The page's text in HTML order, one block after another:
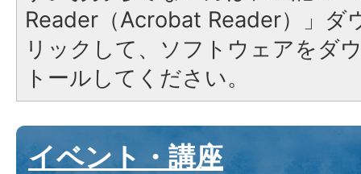
Reader（Acrobat Reader）」ダ
リックして、ソフトウェアをダ
トールしてください。
イベント・講座